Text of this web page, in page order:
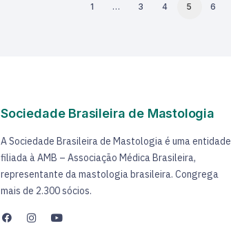
1 … 3 4 5 6
Sociedade Brasileira de Mastologia
A Sociedade Brasileira de Mastologia é uma entidade
filiada à AMB – Associação Médica Brasileira,
representante da mastologia brasileira. Congrega
mais de 2.300 sócios.